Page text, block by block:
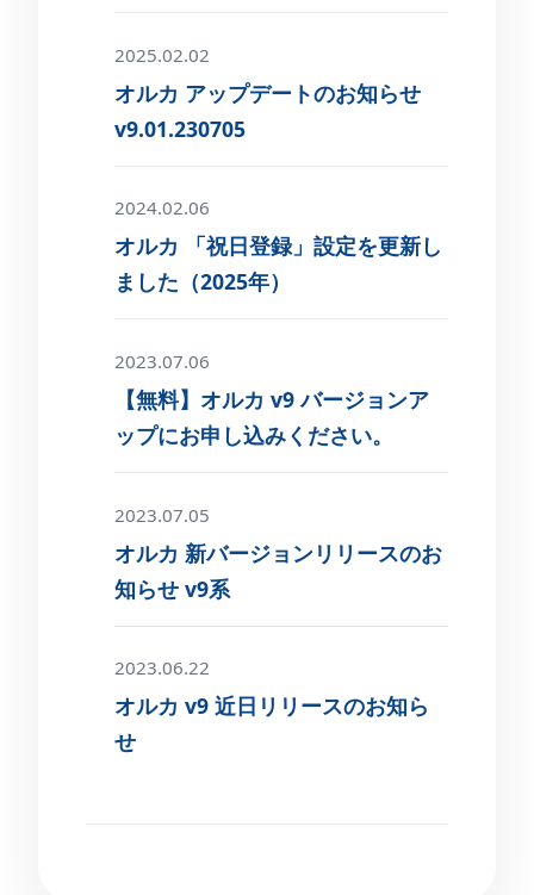
2025.02.02
オルカ アップデートのお知らせ
v9.01.230705
2024.02.06
オルカ 「祝日登録」設定を更新し
ました（2025年）
2023.07.06
【無料】オルカ v9 バージョンア
ップにお申し込みください。
2023.07.05
オルカ 新バージョンリリースのお
知らせ v9系
2023.06.22
オルカ v9 近日リリースのお知ら
せ